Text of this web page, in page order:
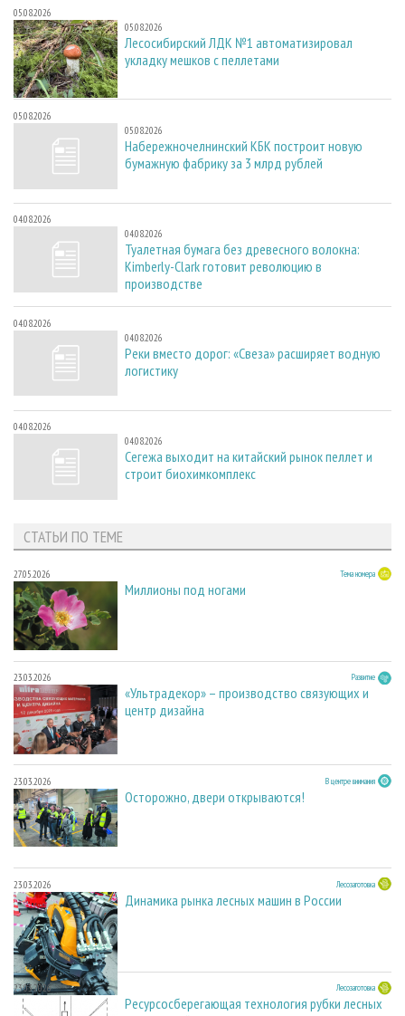
05.08.2026
05.08.2026
Лесосибирский ЛДК №1 автоматизировал
укладку мешков с пеллетами
05.08.2026
05.08.2026
Набережночелнинский КБК построит новую
бумажную фабрику за 3 млрд рублей
04.08.2026
04.08.2026
Туалетная бумага без древесного волокна:
Kimberly-Clark готовит революцию в
производстве
04.08.2026
04.08.2026
Реки вместо дорог: «Свеза» расширяет водную
логистику
04.08.2026
04.08.2026
Сегежа выходит на китайский рынок пеллет и
строит биохимкомплекс
СТАТЬИ ПО ТЕМЕ
27.05.2026 Тема номера
Миллионы под ногами
23.03.2026 Развитие
«Ультрадекор» – производство связующих и
центр дизайна
23.03.2026 В центре внимания
Осторожно, двери открываются!
23.03.2026 Лесозаготовка
Динамика рынка лесных машин в России
23.03.2026 Лесозаготовка
Ресурсосберегающая технология рубки лесных